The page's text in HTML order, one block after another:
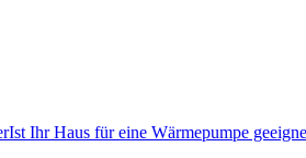
Ist Ihr Haus für eine Wärmepumpe